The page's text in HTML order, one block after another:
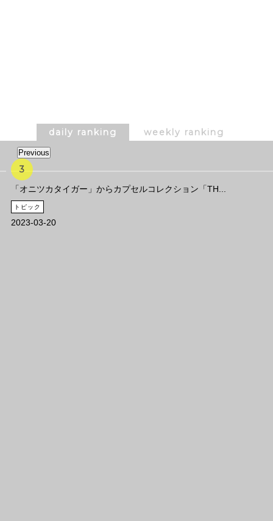
daily ranking weekly ranking
Previous
「オニツカタイガー」からカプセルコレクション「TH...
トピック
2023-03-20